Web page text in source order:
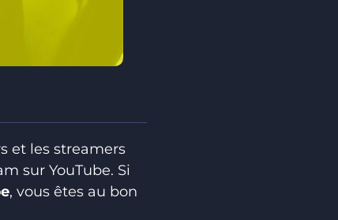
et les streamers
sur YouTube. Si
, vous êtes au bon